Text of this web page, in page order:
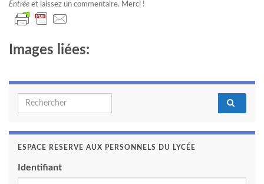
Entrée et laissez un commentaire. Merci !
Images liées:
Search for:
ESPACE RESERVE AUX PERSONNELS DU LYCÉE
Identifiant